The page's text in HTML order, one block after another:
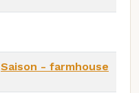
Saison - farmhouse